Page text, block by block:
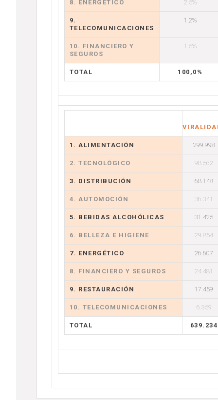
8. ENERGÉTICO 2,5%
9.
TELECOMUNICACIONES
1,2%
10. FINANCIERO Y
SEGUROS
1,5%
TOTAL 100,0%
1. ALIMENTACIÓN 299.998
2. TECNOLÓGICO 98.562
3. DISTRIBUCIÓN 68.148
4. AUTOMOCIÓN 36.341
5. BEBIDAS ALCOHÓLICAS 31.425
6. BELLEZA E HIGIENE 29.854
7. ENERGÉTICO 26.607
8. FINANCIERO Y SEGUROS 24.481
9. RESTAURACIÓN 17.459
10. TELECOMUNICACIONES 6.359
TOTAL 639.234